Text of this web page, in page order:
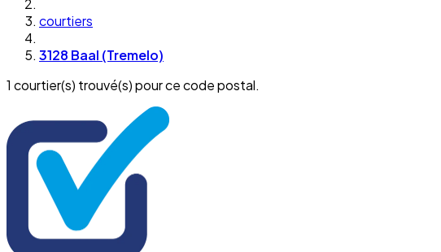
courtiers
3128 Baal (Tremelo)
1 courtier(s) trouvé(s) pour ce code postal.